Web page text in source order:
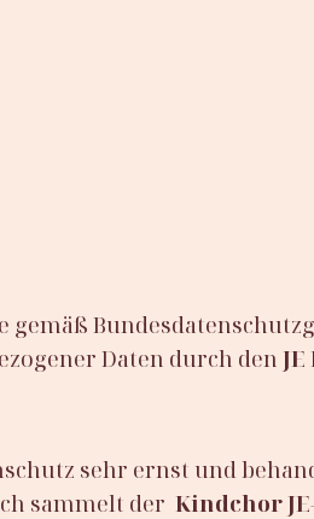
gemäß
Daten durch den JE
sehr ernst und
sammelt der Kindchor